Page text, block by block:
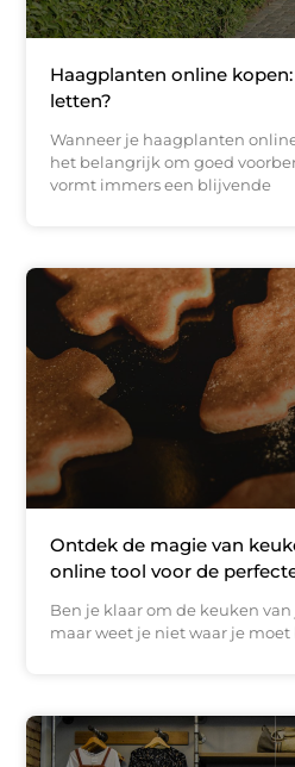
Haagplanten online
letten?
Wanneer je haagplanten
het belangrijk om goed
vormt immers een blijvende
Ontdek de magie van
online tool voor de
Ben je klaar om de keuken
maar weet je niet waar je